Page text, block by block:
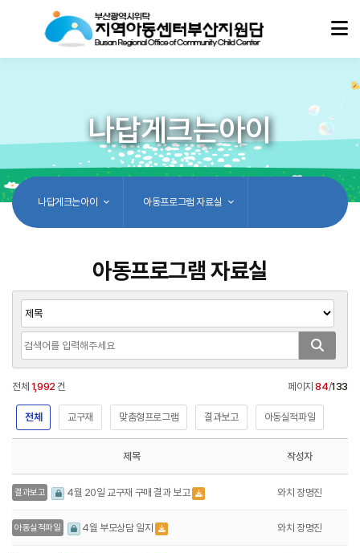
나답게크는아이
나답게크는아이 아동프로그램 자료실
아동프로그램 자료실
전체 1,992 건 페이지84/133
전체 교구재 맞춤형프로그램 결과보고 아동실적파일
제목 작성자
결과보고 4월 20일 교구재 구매 결과 보고 와치 장명진
아동실적파일 4월 부모상담 일지 와치 장명진